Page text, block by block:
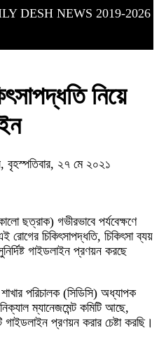
DESH NEWS 2019-2026
নিয়ে
২৭ মে ২০২১
ছত্রাক) গভীরভাবে পর্যবেক্ষণে
চিকিৎসাপদ্ধতি, চিকিৎসা ব্যয়
গাইডলাইন প্রণয়ন করছে
পরিচালক (সিডিসি) অধ্যাপক
ম্যানেজমেন্ট কমিটি আছে,
প্রণয়ন করার চেষ্টা করছি।